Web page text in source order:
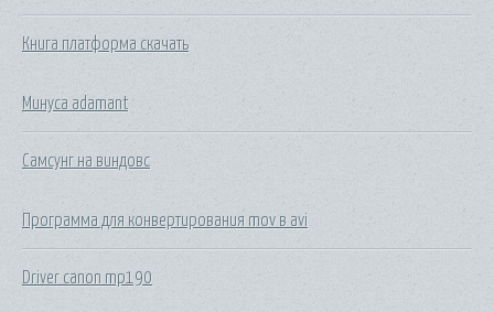
Книга платформа скачать
Минуса adamant
Самсунг на виндовс
Программа для конвертирования mov в avi
Driver canon mp190